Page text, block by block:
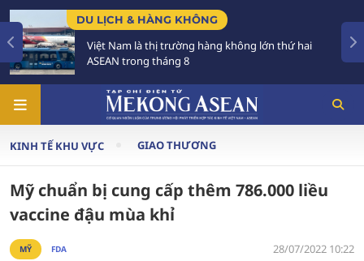
& HÀNG KHÔNG
Nam là thị trường hàng không lớn thứ hai
trong tháng 8
CHÍNH
Tạo
triển
KINH TẾ KHU VỰC GIAO THƯƠNG
Mỹ chuẩn bị cung cấp thêm 786.000 liều
vaccine đậu mùa khỉ
MỸ FDA 28/07/2022 10:22